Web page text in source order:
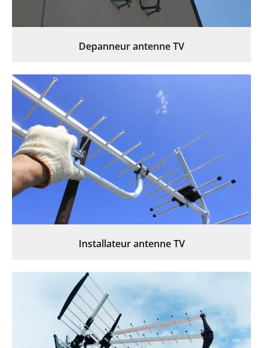
Depanneur antenne TV
Installateur antenne TV